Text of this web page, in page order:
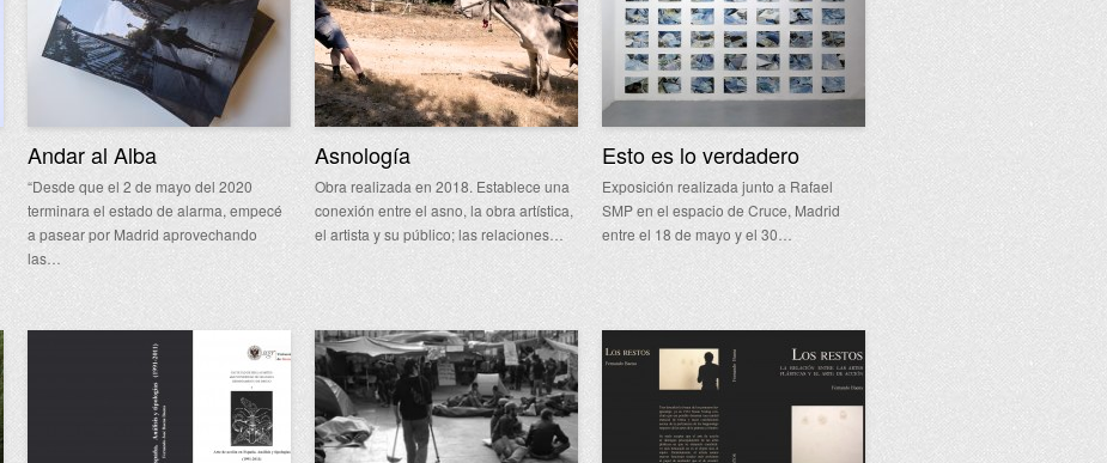
Andar al Alba
“Desde que el 2 de mayo del 2020
terminara el estado de alarma, empecé
a pasear por Madrid aprovechando
las…
Asnología
Obra realizada en 2018. Establece una
conexión entre el asno, la obra artística,
el artista y su público; las relaciones…
Esto es lo verdadero
Exposición realizada junto a Rafael
SMP en el espacio de Cruce, Madrid
entre el 18 de mayo y el 30…